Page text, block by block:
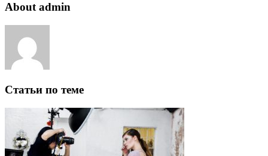
About admin
Статьи по теме